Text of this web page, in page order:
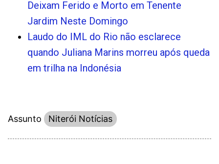
Deixam Ferido e Morto em Tenente
Jardim Neste Domingo
Laudo do IML do Rio não esclarece
quando Juliana Marins morreu após queda
em trilha na Indonésia
Assunto Niterói Notícias